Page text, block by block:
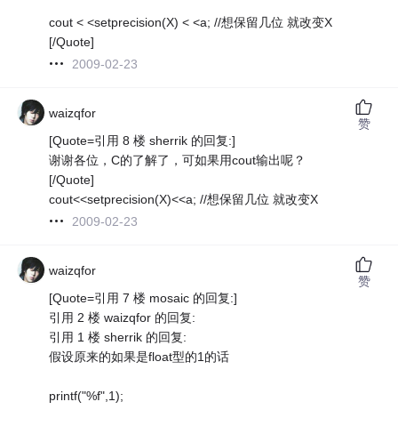
cout < <setprecision(X) < <a; //想保留几位 就改变X
[/Quote]
2009-02-23
waizqfor
[Quote=引用 8 楼 sherrik 的回复:]
谢谢各位，C的了解了，可如果用cout输出呢？
[/Quote]
cout<<setprecision(X)<<a; //想保留几位 就改变X
2009-02-23
赞
waizqfor
[Quote=引用 7 楼 mosaic 的回复:]
引用 2 楼 waizqfor 的回复:
引用 1 楼 sherrik 的回复:
假设原来的如果是float型的1的话
printf("%f",1);
赞